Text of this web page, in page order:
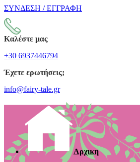
ΣΥΝΔΕΣΗ / ΕΓΓΡΑΦΗ
Καλέστε μας
+30 6937446794
Έχετε ερωτήσεις;
info@fairy-tale.gr
Αρχικη